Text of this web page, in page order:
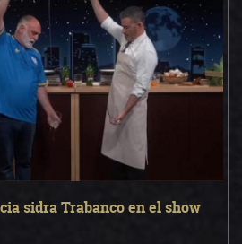
sidra Trabanco en el show